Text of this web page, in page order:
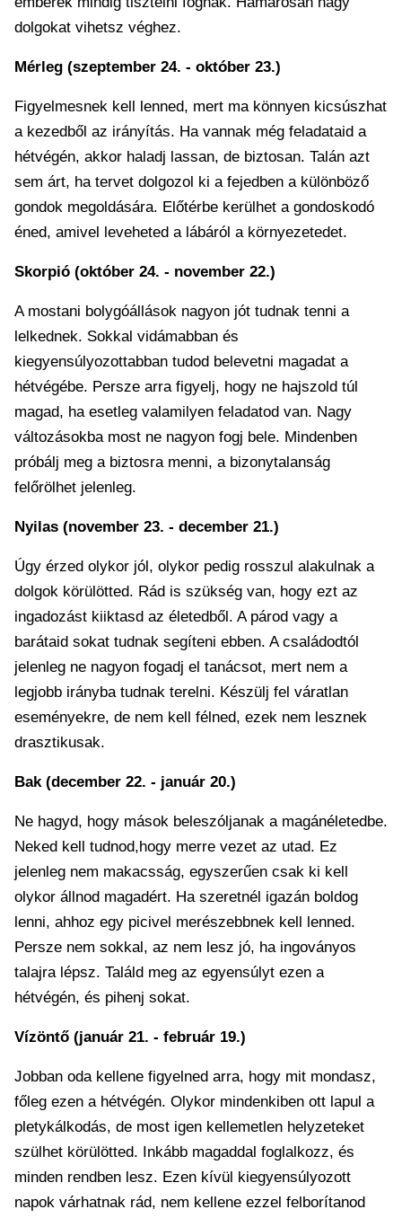
dolgokat vihetsz véghez.
Mérleg (szeptember 24. - október 23.)
Figyelmesnek kell lenned, mert ma könnyen kicsúszhat
a kezedből az irányítás. Ha vannak még feladataid a
hétvégén, akkor haladj lassan, de biztosan. Talán azt
sem árt, ha tervet dolgozol ki a fejedben a különböző
gondok megoldására. Előtérbe kerülhet a gondoskodó
éned, amivel leveheted a lábáról a környezetedet.
Skorpió (október 24. - november 22.)
A mostani bolygóállások nagyon jót tudnak tenni a
lelkednek. Sokkal vidámabban és
kiegyensúlyozottabban tudod belevetni magadat a
hétvégébe. Persze arra figyelj, hogy ne hajszold túl
magad, ha esetleg valamilyen feladatod van. Nagy
változásokba most ne nagyon fogj bele. Mindenben
próbálj meg a biztosra menni, a bizonytalanság
felőrölhet jelenleg.
Nyilas (november 23. - december 21.)
Úgy érzed olykor jól, olykor pedig rosszul alakulnak a
dolgok körülötted. Rád is szükség van, hogy ezt az
ingadozást kiiktasd az életedből. A párod vagy a
barátaid sokat tudnak segíteni ebben. A családodtól
jelenleg ne nagyon fogadj el tanácsot, mert nem a
legjobb irányba tudnak terelni. Készülj fel váratlan
eseményekre, de nem kell félned, ezek nem lesznek
drasztikusak.
Bak (december 22. - január 20.)
Ne hagyd, hogy mások beleszóljanak a magánéletedbe.
Neked kell tudnod,hogy merre vezet az utad. Ez
jelenleg nem makacsság, egyszerűen csak ki kell
olykor állnod magadért. Ha szeretnél igazán boldog
lenni, ahhoz egy picivel merészebbnek kell lenned.
Persze nem sokkal, az nem lesz jó, ha ingoványos
talajra lépsz. Találd meg az egyensúlyt ezen a
hétvégén, és pihenj sokat.
Vízöntő (január 21. - február 19.)
Jobban oda kellene figyelned arra, hogy mit mondasz,
főleg ezen a hétvégén. Olykor mindenkiben ott lapul a
pletykálkodás, de most igen kellemetlen helyzeteket
szülhet körülötted. Inkább magaddal foglalkozz, és
minden rendben lesz. Ezen kívül kiegyensúlyozott
napok várhatnak rád, nem kellene ezzel felborítanod